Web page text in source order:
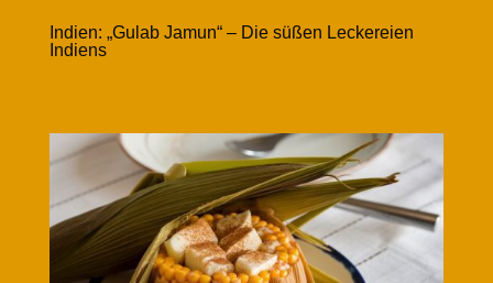
Indien: „Gulab Jamun“ – Die süßen Leckereien
Indiens